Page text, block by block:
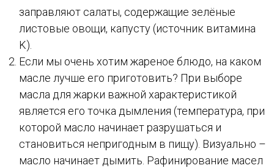
заправляют салаты, содержащие зелёные
листовые овощи, капусту (источник витамина
K).
Если мы очень хотим жареное блюдо, на каком
масле лучше его приготовить? При выборе
масла для жарки важной характеристикой
является его точка дымления (температура, при
которой масло начинает разрушаться и
становиться непригодным в пищу). Визуально –
масло начинает дымить. Рафинирование масел